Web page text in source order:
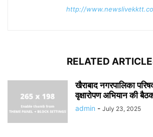
http://
RELATED
खैराबाद नगरपालिका
वृक्षारोपण अभियान की
admin - July 23, 2025